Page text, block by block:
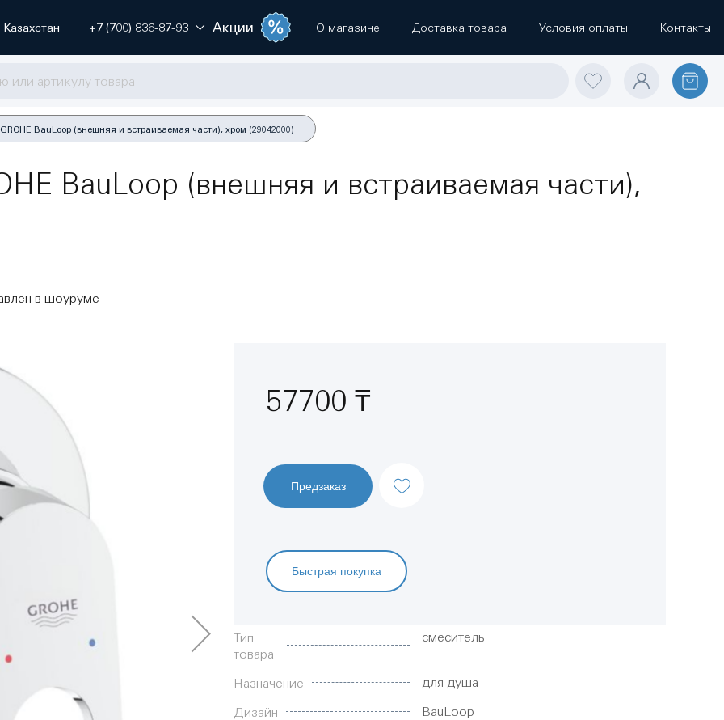
Казахстан +7 (700) 836-87-93 Акции О магазине Доставка товара Условия оплаты Контакты
BauLoop (внешняя и встраиваемая части), хром (29042000)
BauLoop (внешняя и встраиваемая части),
в шоуруме
57700 ₸
Предзаказ
Быстрая покупка
Характеристики
Тип
товара
смеситель
Назначение для душа
Дизайн BauLoop